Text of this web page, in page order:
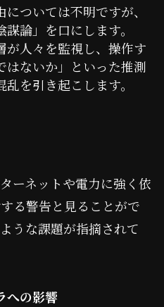
ついては不明ですが、
論」を口にします。
が人々を監視し、操作す
はないか」といった推測
を引き起こします。
ーネットや電力に強く依
る警告と見ることがで
うな課題が指摘されて
への影響